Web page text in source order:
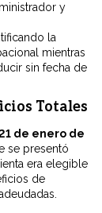
y
la
mientras
sin fecha de
Totales
de enero de
se presentó
era elegible
de